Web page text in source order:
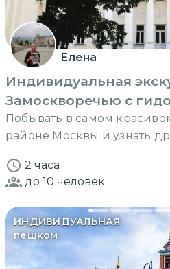
Елена
Индивидуальная
Замоскворечью с
Побывать в самом
районе Москвы и узнать
2 часа
до 10 человек
ИНДИВИДУАЛЬНАЯ
пешком